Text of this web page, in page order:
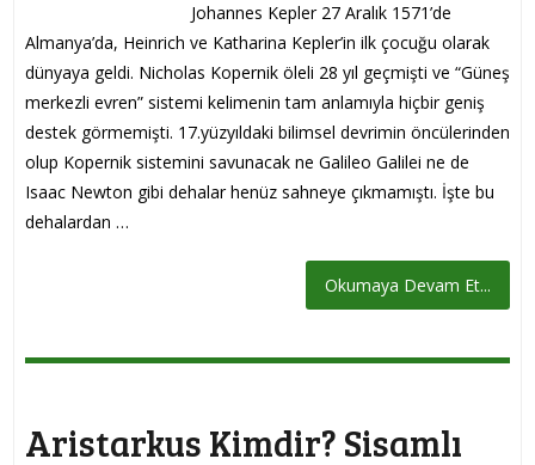
Johannes Kepler 27 Aralık 1571’de
Almanya’da, Heinrich ve Katharina Kepler’in ilk çocuğu olarak
dünyaya geldi. Nicholas Kopernik öleli 28 yıl geçmişti ve “Güneş
merkezli evren” sistemi kelimenin tam anlamıyla hiçbir geniş
destek görmemişti. 17.yüzyıldaki bilimsel devrimin öncülerinden
olup Kopernik sistemini savunacak ne Galileo Galilei ne de
Isaac Newton gibi dehalar henüz sahneye çıkmamıştı. İşte bu
dehalardan …
Okumaya Devam Et...
Aristarkus Kimdir? Sisamlı